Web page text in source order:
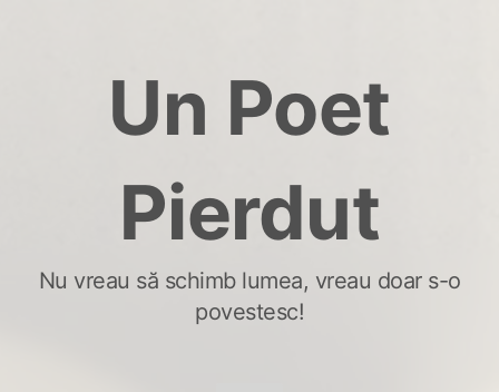
Un Poet
Pierdut
Nu vreau să schimb lumea, vreau doar s-o
povestesc!